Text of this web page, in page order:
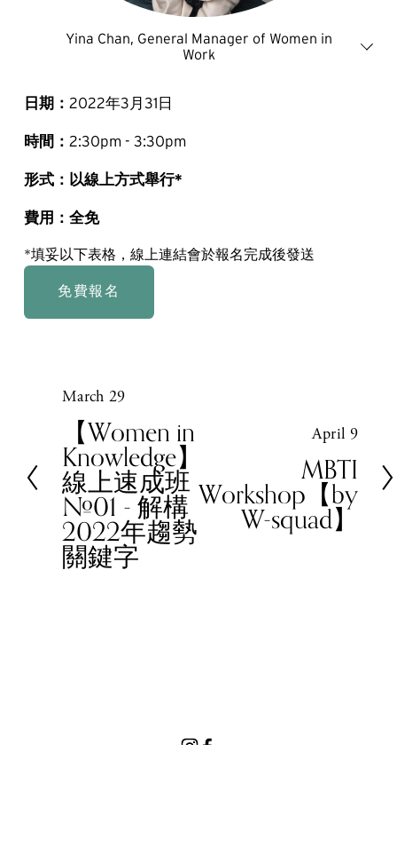
Yina Chan, General Manager of Women in
Work
日期： 2022年3月31日
時間： 2:30pm - 3:30pm
形式：以線上方式舉行*
費用：全免
*填妥以下表格，線上連結會於報名完成後發送
免費報名
P
e
v
i
o
u
s
March 29
【Women in
Knowledge】
線上速成班
#01 - 解構
2022年趨勢
關鍵字
x
April 9
MBTI
Workshop【by
W-squad】